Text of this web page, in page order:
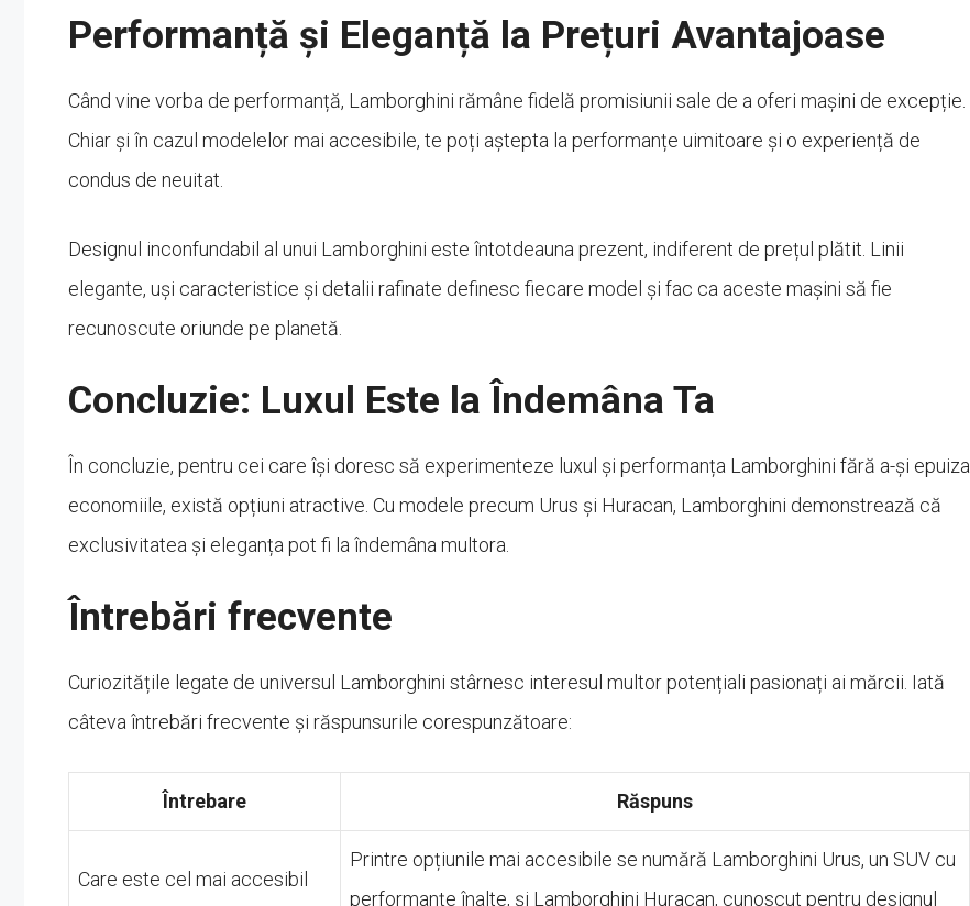
Performanță și Eleganță la Prețuri Avantajoase
Când vine vorba de performanță, Lamborghini rămâne fidelă promisiunii sale de a oferi mașini de excepție.
Chiar și în cazul modelelor mai accesibile, te poți aștepta la performanțe uimitoare și o experiență de
condus de neuitat.
Designul inconfundabil al unui Lamborghini este întotdeauna prezent, indiferent de prețul plătit. Linii
elegante, uși caracteristice și detalii rafinate definesc fiecare model și fac ca aceste mașini să fie
recunoscute oriunde pe planetă.
Concluzie: Luxul Este la Îndemâna Ta
În concluzie, pentru cei care își doresc să experimenteze luxul și performanța Lamborghini fără a-și epuiza
economiile, există opțiuni atractive. Cu modele precum Urus și Huracan, Lamborghini demonstrează că
exclusivitatea și eleganța pot fi la îndemâna multora.
Întrebări frecvente
Curiozitățile legate de universul Lamborghini stârnesc interesul multor potențiali pasionați ai mărcii. Iată
câteva întrebări frecvente și răspunsurile corespunzătoare:
Întrebare Răspuns
Care este cel mai accesibil
Printre opțiunile mai accesibile se numără Lamborghini Urus, un SUV cu
performanțe înalte, și Lamborghini Huracan, cunoscut pentru designul